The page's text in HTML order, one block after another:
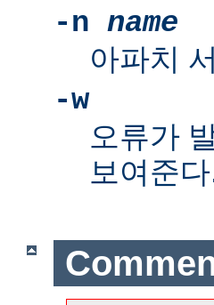
-n name
아파치
-w
오류가
보여준